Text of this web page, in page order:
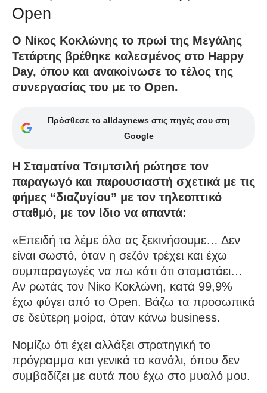
Open
Ο Νίκος Κοκλώνης το πρωί της Μεγάλης
Τετάρτης βρέθηκε καλεσμένος στο Happy
Day, όπου και ανακοίνωσε το τέλος της
συνεργασίας του με το Open.
Πρόσθεσε το alldaynews στις πηγές σου στη
Google
Η Σταματίνα Τσιμτσιλή ρώτησε τον
παραγωγό και παρουσιαστή σχετικά με τις
φήμες “διαζυγίου” με τον τηλεοπτικό
σταθμό, με τον ίδιο να απαντά:
«Επειδή τα λέμε όλα ας ξεκινήσουμε… Δεν
είναι σωστό, όταν η σεζόν τρέχει και έχω
συμπαραγωγές να πω κάτι ότι σταματάει…
Αν ρωτάς τον Νίκο Κοκλώνη, κατά 99,9%
έχω φύγει από το Open. Βάζω τα προσωπικά
σε δεύτερη μοίρα, όταν κάνω business.
Νομίζω ότι έχει αλλάξει στρατηγική το
πρόγραμμα και γενικά το κανάλι, όπου δεν
συμβαδίζει με αυτά που έχω στο μυαλό μου.